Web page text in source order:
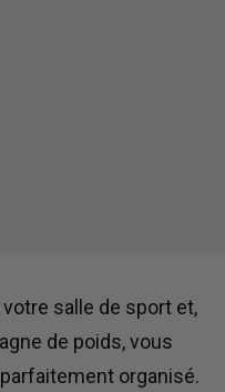
salle de sport et,
de poids,vous
organisé.